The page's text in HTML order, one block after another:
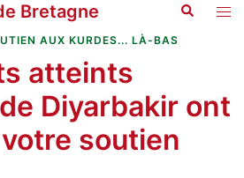
Bretagne
AUX KURDES... LÀ-BAS
atteints
Diyarbakir ont
soutien